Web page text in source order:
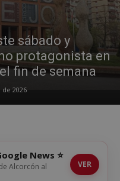
sábado y
protagonista en
fin de semana
2026
News ⭐
Alcorcón al
VER